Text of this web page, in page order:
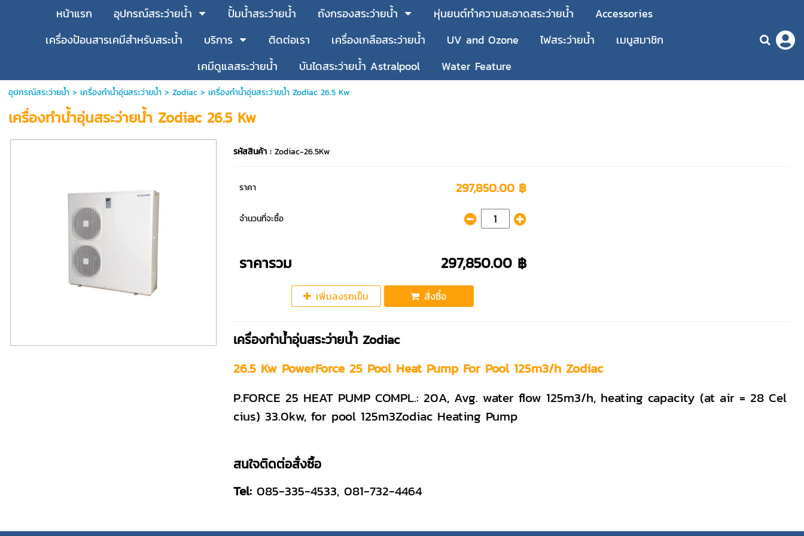
หน้าแรก อุปกรณ์สระว่ายน้ำ ปั้มน้ำสระว่ายน้ำ ถังกรองสระว่ายน้ำ หุ่นยนต์ทำความสะอาดสระว่ายน้ำ
Accessories
เครื่องป้อนสารเคมีสำหรับสระน้ำ
บริการ ติดต่อเรา เครื่องเกลือสระว่ายน้ำ UV and Ozone ไฟสระว่ายน้ำ
เมนูสมาชิก
เคมีดูแลสระว่ายน้ำ
บันไดสระว่ายน้ำ Astralpool Water Feature
อุปกรณ์สระว่ายน้ำ> เครื่องทำน้ำอุ่นสระว่ายน้ำ> Zodiac> เครื่องทำน้ำอุ่นสระว่ายน้ำ Zodiac 26.5 Kw
เครื่องทำน้ำอุ่นสระว่ายน้ำ Zodiac 26.5 Kw
รหัสสินค้า : Zodiac-26.5Kw
ราคา 297,850.00 ฿
จำนวนที่จะซื้อ
ราคารวม 297,850.00 ฿
เพิ่มลงรถเข็น สั่งซื้อ
เครื่องทำน้ำอุ่นสระว่ายน้ำ Zodiac
26.5 Kw PowerForce 25 Pool Heat Pump For Pool 125m3/h Zodiac
P.FORCE 25 HEAT PUMP COMPL.: 20A, Avg. water flow 125m3/h, heating capacity (at air = 28 Cel
cius) 33.0kw, for pool 125m3Zodiac Heating Pump
สนใจติดต่อสั่งซื้อ
Tel:085-335-4533, 081-732-4464